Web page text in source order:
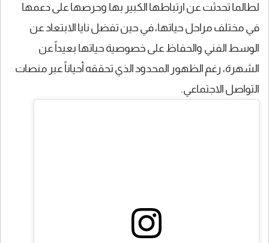
لطالما تحدثت عن ارتباطها الكبير بها وحرصها على دعمها
في مختلف مراحل حياتها، في حين تفضل نايا الابتعاد عن
الوسط الفني والحفاظ على خصوصية حياتها بعيداً عن
الشهرة، رغم الظهور المحدود الذي تحققه أحياناً عبر منصات
التواصل الاجتماعي.